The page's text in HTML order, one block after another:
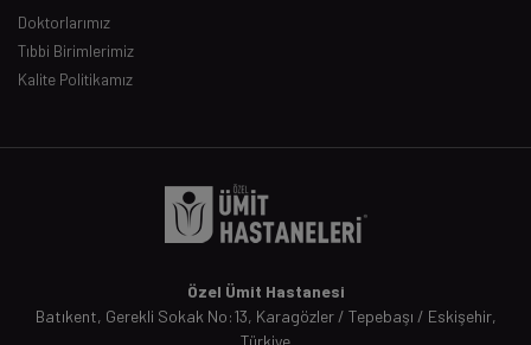
Doktorlarımız
Tıbbi Birimlerimiz
Kalite Politikamız
Özel Ümit Hastanesi
Batıkent, Gerekli Sokak No:13, Karagözler / Tepebaşı / Eskişehir,
Türkiye